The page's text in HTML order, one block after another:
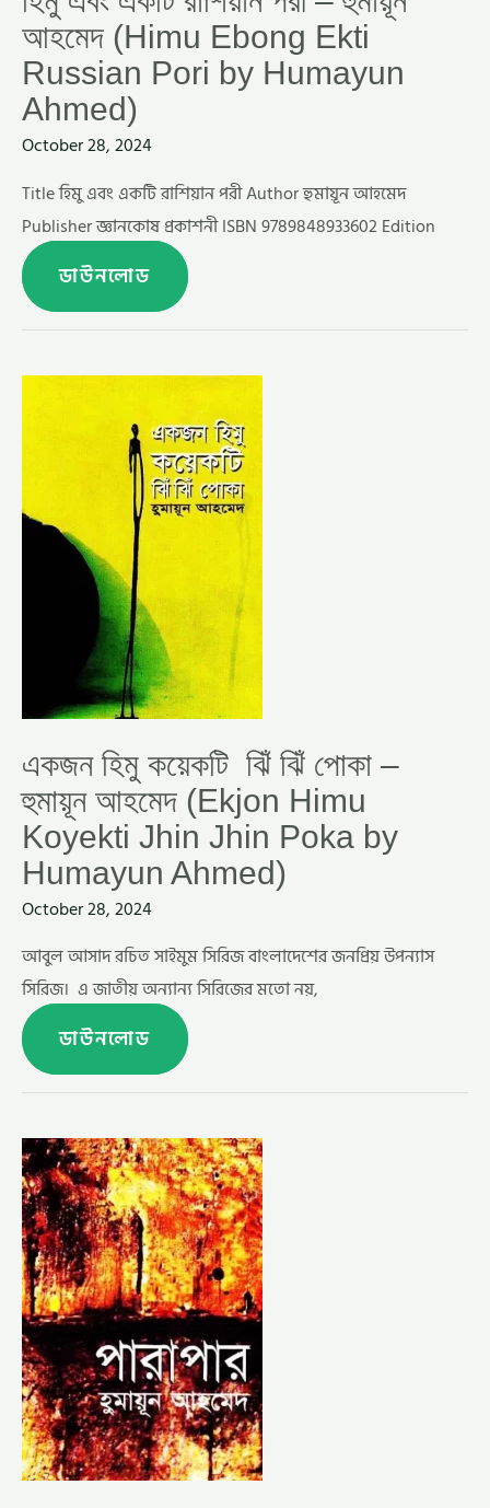
আহমেদ (Himu Ebong Ekti
Russian Pori by Humayun
Ahmed)
October 28, 2024
Title হিমু এবং একটি রাশিয়ান পরী Author হুমায়ূন আহমেদ
Publisher জ্ঞানকোষ প্রকাশনী ISBN 9789848933602 Edition
ডাউনলোড
একজন হিমু কয়েকটি ঝিঁ ঝিঁ পোকা –
হুমায়ূন আহমেদ (Ekjon Himu
Koyekti Jhin Jhin Poka by
Humayun Ahmed)
October 28, 2024
আবুল আসাদ রচিত সাইমুম সিরিজ বাংলাদেশের জনপ্রিয় উপন্যাস
সিরিজ। এ জাতীয় অন্যান্য সিরিজের মতো নয়,
একজন
কয়েকটি
হুমায়ূন
আহমেদ
(EKJON
HIMU
KOYEKTI
JHIN
JHIN
POKA
HUMAYUN
AHMED)
ডাউনলোড
পারাপার
–
হুমায়ূন
আহমেদ
(PARAPAR
BY
HUMAYUN
AHMED)